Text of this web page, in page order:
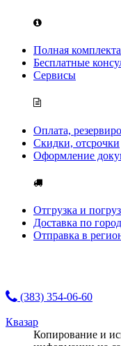
Полная
Бесплатные
Сервисы
Оплата,
Скидки, отсрочки
Оформление
Отгрузка и
Доставка по
Отправка в
(383) 354-06-60
Квазар
Копирование и